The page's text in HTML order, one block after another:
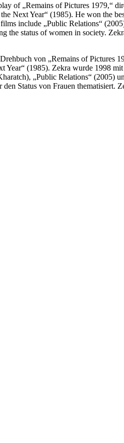
of „Remains of Pictures 1979,“
Next Year“ (1985). He won the
include „Public Relations“
status of women in society.
von „Remains of Pictures
(1985). Zekra wurde 1998
„Public Relations“ (2005)
Status von Frauen thematisiert.